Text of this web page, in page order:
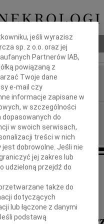
Najmanowicz
naszą Koleżankę
jeśli wyrazisz
sp. z o.o. oraz jej
Partnerów IAB,
powiązaną z
Twoje dane
e-mail czy
informacje zapisane w
w szczególności
do
w swoich serwisach,
treści w nich
dobrowolne. Jeśli nie
jej zakres lub
udzieloną przejdź do
także do
dotyczących
lub łączone z danymi
podstawą